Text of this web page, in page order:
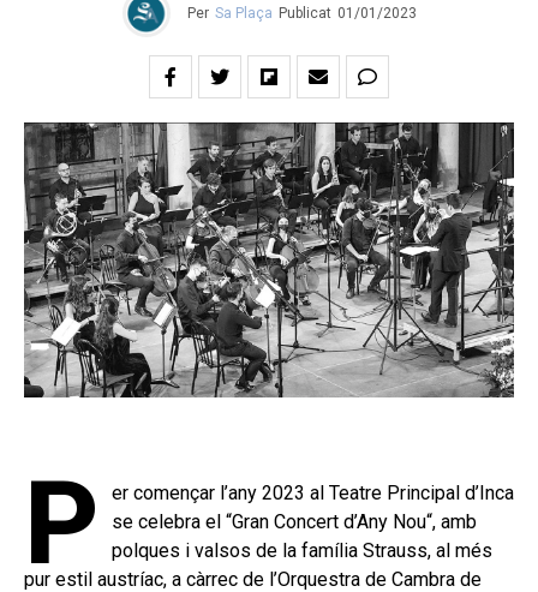
Per Sa Plaça Publicat 01/01/2023
P
er començar l’any 2023 al Teatre Principal d’Inca
se celebra el “Gran Concert d’Any Nou“, amb
polques i valsos de la família Strauss, al més
pur estil austríac, a càrrec de l’Orquestra de Cambra de